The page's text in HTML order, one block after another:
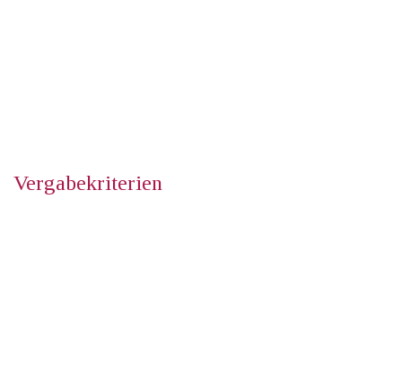
Vergabekriterien